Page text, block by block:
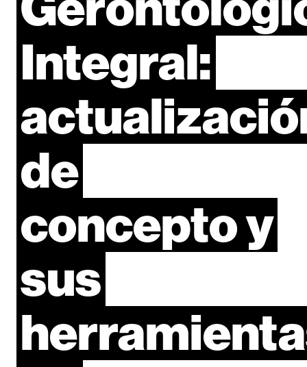
Integral:
de
conceptoy
sus